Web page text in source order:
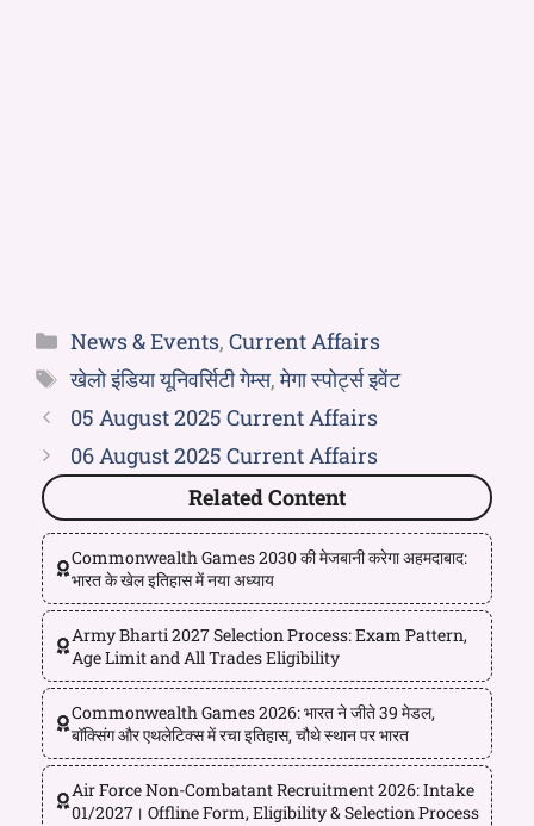
News & Events, Current Affairs
खेलो इंडिया यूनिवर्सिटी गेम्स,मेगा स्पोर्ट्स इवेंट
05 August 2025 Current Affairs
06 August 2025 Current Affairs
Related Content
Commonwealth Games 2030 की मेजबानी करेगा अहमदाबाद:
भारत के खेल इतिहास में नया अध्याय
Army Bharti 2027 Selection Process: Exam Pattern,
Age Limit and All Trades Eligibility
Commonwealth Games 2026: भारत ने जीते 39 मेडल,
बॉक्सिंग और एथलेटिक्स में रचा इतिहास, चौथे स्थान पर भारत
Air Force Non-Combatant Recruitment 2026: Intake
01/2027। Offline Form, Eligibility & Selection Process